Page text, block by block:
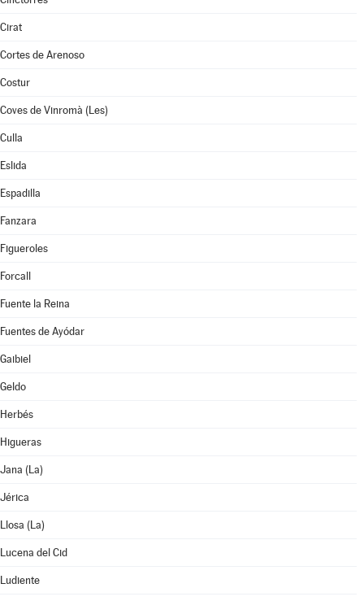
Cirat
Cortes de Arenoso
Costur
Coves de Vinromà (Les)
Culla
Eslida
Espadilla
Fanzara
Figueroles
Forcall
Fuente la Reina
Fuentes de Ayódar
Gaibiel
Geldo
Herbés
Higueras
Jana (La)
Jérica
Llosa (La)
Lucena del Cid
Ludiente